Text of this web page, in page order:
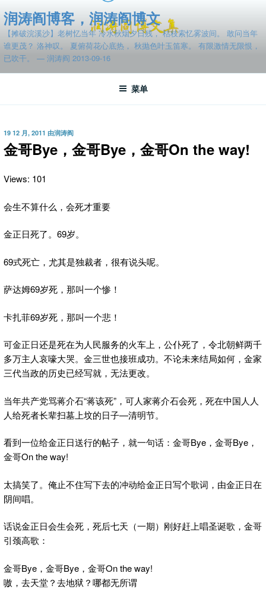
至
容
润涛阎博客，润涛阎博文
【摊破浣溪沙】老树忆当年 冷水秋烟夕日残， 枯枝索忆雾波间。 敢问当年
谁更茂？ 洛神叹。 夏俯荷花心底热， 秋抛色叶玉笛寒。 有限激情无限恨，
已吹干。 — 润涛阎 2013-09-16
菜单
发
布
于
19 12 月, 2011 由润涛阎
金哥Bye，金哥Bye，金哥On the way!
Views: 101
会生不算什么，会死才重要
金正日死了。69岁。
69式死亡，尤其是独裁者，很有说头呢。
萨达姆69岁死，那叫一个惨！
卡扎菲69岁死，那叫一个悲！
可金正日还是死在为人民服务的火车上，公仆死了，令北朝鲜两千
多万主人哀嚎大哭。金三世也接班成功。不论未来结局如何，金家
三代当政的历史已经写就，无法更改。
当年共产党骂蒋介石“蒋该死”，可人家蒋介石会死，死在中国人人
人给死者长辈扫墓上坟的日子—清明节。
看到一位给金正日送行的帖子，就一句话：金哥Bye，金哥Bye，
金哥On the way!
太搞笑了。俺止不住写下去的冲动给金正日写个歌词，由金正日在
阴间唱。
话说金正日会生会死，死后七天（一期）刚好赶上唱圣诞歌，金哥
引颈高歌：
金哥Bye，金哥Bye，金哥On the way!
嗷，去天堂？去地狱？哪都无所谓